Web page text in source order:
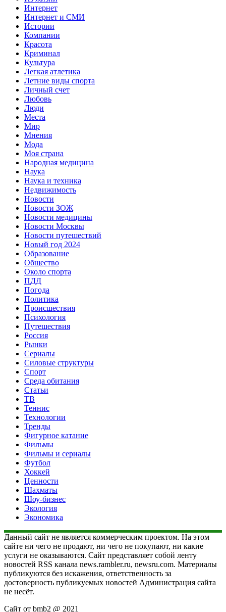
Интернет
Интернет и СМИ
Истории
Компании
Красота
Криминал
Культура
Легкая атлетика
Летние виды спорта
Личный счет
Любовь
Люди
Места
Мир
Мнения
Мода
Моя страна
Народная медицина
Наука
Наука и техника
Недвижимость
Новости
Новости ЗОЖ
Новости медицины
Новости Москвы
Новости путешествий
Новый год 2024
Образование
Общество
Около спорта
ПДД
Погода
Политика
Происшествия
Психология
Путешествия
Россия
Рынки
Сериалы
Силовые структуры
Спорт
Среда обитания
Статьи
ТВ
Теннис
Технологии
Тренды
Фигурное катание
Фильмы
Фильмы и сериалы
Футбол
Хоккей
Ценности
Шахматы
Шоу-бизнес
Экология
Экономика
Данный сайт не является коммерческим проектом. На этом
сайте ни чего не продают, ни чего не покупают, ни какие
услуги не оказываются. Сайт представляет собой ленту
новостей RSS канала news.rambler.ru, newsru.com. Материалы
публикуются без искажения, ответственность за
достоверность публикуемых новостей Администрация сайта
не несёт.
Сайт от bmb2 @ 2021